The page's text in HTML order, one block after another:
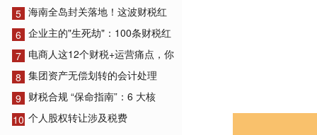
5 海南全岛封关落地！这波财税红
6 企业主的"生死劫"：100条财税红
7 电商人这12个财税+运营痛点，你
8 集团资产无偿划转的会计处理
9 财税合规 “保命指南”：6 大核
10 个人股权转让涉及税费